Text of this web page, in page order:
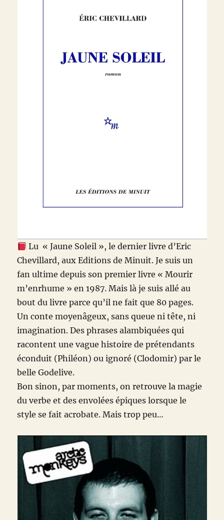
Lu « Jaune Soleil », le dernier livre d’Eric
Chevillard, aux Editions de Minuit. Je suis un
fan ultime depuis son premier livre « Mourir
m’enrhume » en 1987. Mais là je suis allé au
bout du livre parce qu’il ne fait que 80 pages.
Un conte moyenâgeux, sans queue ni tête, ni
imagination. Des phrases alambiquées qui
racontent une vague histoire de prétendants
éconduit (Philéon) ou ignoré (Clodomir) par le
belle Godelive.
Bon sinon, par moments, on retrouve la magie
du verbe et des envolées épiques lorsque le
style se fait acrobate. Mais trop peu…